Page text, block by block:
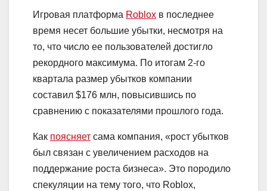
Игровая платформа Roblox в последнее
время несет большие убытки, несмотря на
то, что число ее пользователей достигло
рекордного максимума. По итогам 2-го
квартала размер убытков компании
составил $176 млн, повысившись по
сравнению с показателями прошлого года.
Как поясняет сама компания, «рост убытков
был связан с увеличением расходов на
поддержание роста бизнеса». Это породило
спекуляции на тему того, что Roblox,